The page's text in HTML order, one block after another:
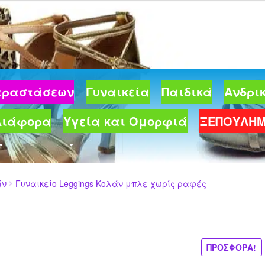
Γυναικεία Παιδικά
Υγεία και Ομορφιά
Γυναικείο Leggings Κολάν μπλε χωρίς ραφές
ΠΡΟΣΦΟΡΆ!
€.